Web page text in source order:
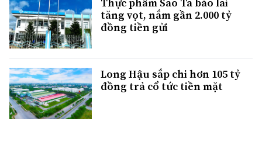
tăng vọt, nắm gần 2.000 tỷ
đồng tiền gửi
Long Hậu sắp chi hơn 105 tỷ
đồng trả cổ tức tiền mặt